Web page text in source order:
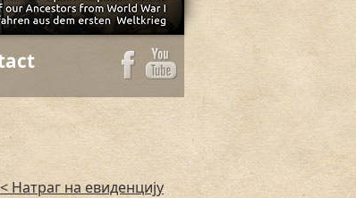
< Натраг на евиденцију